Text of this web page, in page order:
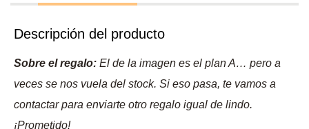
Descripción del producto
Sobre el regalo: El de la imagen es el plan A… pero a
veces se nos vuela del stock. Si eso pasa, te vamos a
contactar para enviarte otro regalo igual de lindo.
¡Prometido!